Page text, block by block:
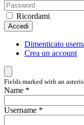
Ricordami
Accedi
Dimenticato
Crea un account
Fields marked with an
Name *
Username *